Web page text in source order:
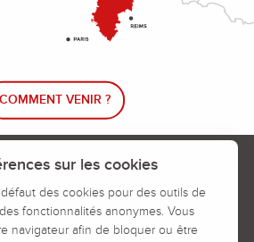
COMMENT VENIR ?
des jours chassés
problème sur un parcours
sur les cookies
des cookies pour des outils de
fonctionnalités anonymes. Vous
navigateur afin de bloquer ou être